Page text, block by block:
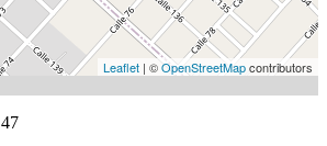
Leaflet | ©OpenStreetMapcontributors